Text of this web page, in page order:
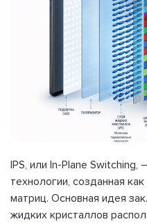
IPS, или In-Plane
технологии, созданная
матриц. Основная идея
жидких кристаллов